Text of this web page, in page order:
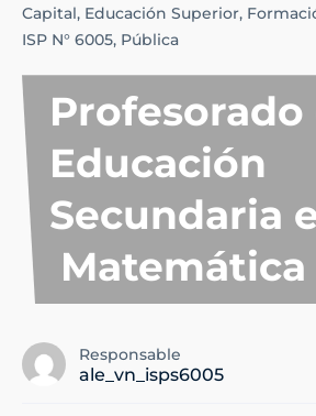
Capital, Educación Superior,
ISP N° 6005, Pública
Profesorado
Educación
Secundaria
Matemática
Responsable
ale_vn_isps6005